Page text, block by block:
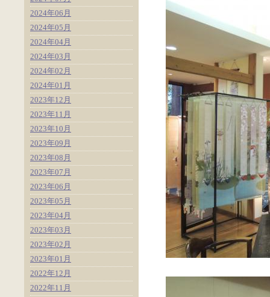
2024年06月
2024年05月
2024年04月
2024年03月
2024年02月
2024年01月
2023年12月
2023年11月
2023年10月
2023年09月
2023年08月
2023年07月
2023年06月
2023年05月
2023年04月
2023年03月
2023年02月
2023年01月
2022年12月
2022年11月